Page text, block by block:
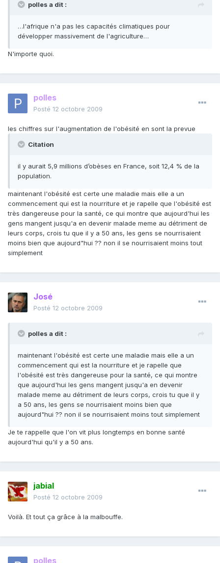
polles a dit :
…l'afrique n'a pas les capacités climatiques pour
développer massivement de l'agriculture…
N'importe quoi.
polles
Posté 12 octobre 2009
les chiffres sur l'augmentation de l'obésité en sont la prevue
Citation
il y aurait 5,9 millions d’obèses en France, soit 12,4 % de la
population.
maintenant l'obésité est certe une maladie mais elle a un
commencement qui est la nourriture et je rapelle que l'obésité est
très dangereuse pour la santé, ce qui montre que aujourd'hui les
gens mangent jusqu'a en devenir malade meme au détriment de
leurs corps, crois tu que il y a 50 ans, les gens se nourrisaient
moins bien que aujourd"hui ?? non il se nourrisaient moins tout
simplement
José
Posté 12 octobre 2009
polles a dit :
maintenant l'obésité est certe une maladie mais elle a un
commencement qui est la nourriture et je rapelle que
l'obésité est très dangereuse pour la santé, ce qui montre
que aujourd'hui les gens mangent jusqu'a en devenir
malade meme au détriment de leurs corps, crois tu que il y
a 50 ans, les gens se nourrisaient moins bien que
aujourd"hui ?? non il se nourrisaient moins tout simplement
Je te rappelle que l'on vit plus longtemps en bonne santé
aujourd'hui qu'il y a 50 ans.
jabial
Posté 12 octobre 2009
Voilà. Et tout ça grâce à la malbouffe.
polles